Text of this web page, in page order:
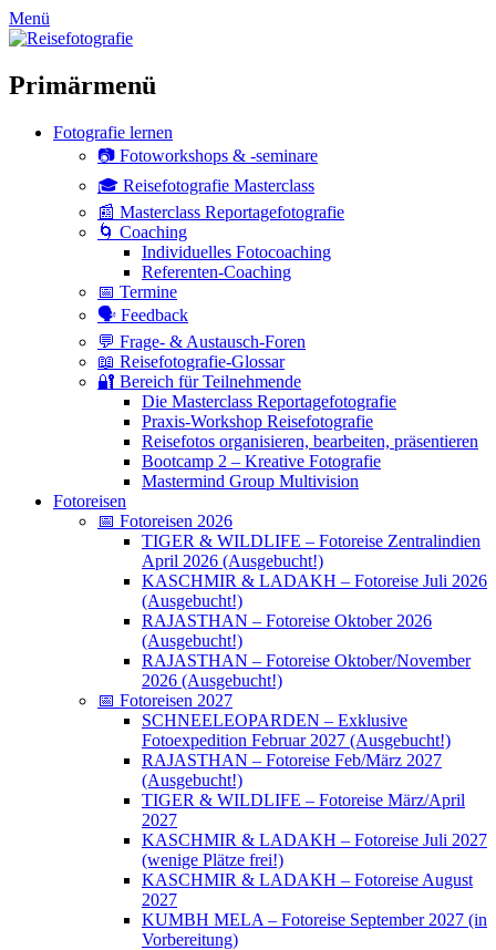
zum
Inhalt
Menü
Primärmenü
Fotografie lernen
📷 Fotoworkshops & -seminare
🎓 Reisefotografie Masterclass
📰 Masterclass Reportagefotografie
🌀 Coaching
Individuelles Fotocoaching
Referenten-Coaching
📅 Termine
🗣 Feedback
💬 Frage- & Austausch-Foren
📖 Reisefotografie-Glossar
🔐 Bereich für Teilnehmende
Die Masterclass Reportagefotografie
Praxis-Workshop Reisefotografie
Reisefotos organisieren, bearbeiten, präsentieren
Bootcamp 2 – Kreative Fotografie
Mastermind Group Multivision
Fotoreisen
📅 Fotoreisen 2026
TIGER & WILDLIFE – Fotoreise Zentralindien
April 2026 (Ausgebucht!)
KASCHMIR & LADAKH – Fotoreise Juli 2026
(Ausgebucht!)
RAJASTHAN – Fotoreise Oktober 2026
(Ausgebucht!)
RAJASTHAN – Fotoreise Oktober/November
2026 (Ausgebucht!)
📅 Fotoreisen 2027
SCHNEELEOPARDEN – Exklusive
Fotoexpedition Februar 2027 (Ausgebucht!)
RAJASTHAN – Fotoreise Feb/März 2027
(Ausgebucht!)
TIGER & WILDLIFE – Fotoreise März/April
2027
KASCHMIR & LADAKH – Fotoreise Juli 2027
(wenige Plätze frei!)
KASCHMIR & LADAKH – Fotoreise August
2027
KUMBH MELA – Fotoreise September 2027 (in
Vorbereitung)